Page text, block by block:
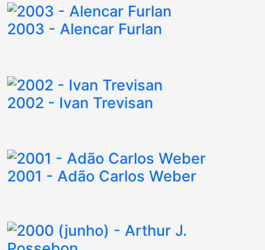
2003 - Alencar Furlan
2002 - Ivan Trevisan
2001 - Adão Carlos Weber